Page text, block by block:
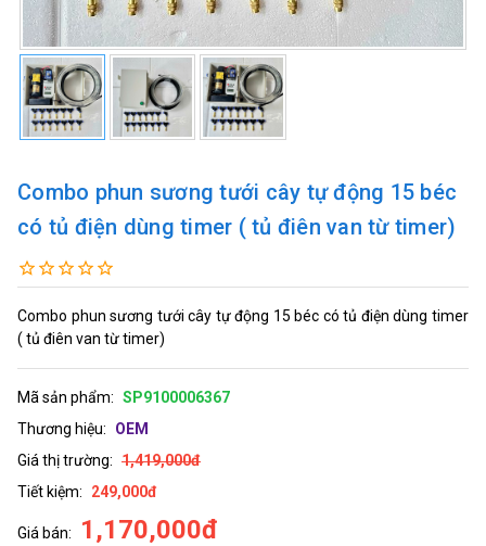
Combo phun sương tưới cây tự động 15 béc
có tủ điện dùng timer ( tủ điên van từ timer)
Combo phun sương tưới cây tự động 15 béc có tủ điện dùng timer
( tủ điên van từ timer)
Mã sản phẩm: SP9100006367
Thương hiệu:
OEM
Giá thị trường: 1,419,000đ
Tiết kiệm:
249,000đ
Giá bán: 1,170,000đ